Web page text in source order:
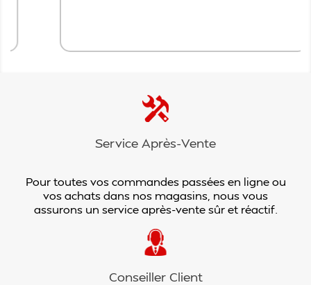
Service Après-Vente
Pour toutes vos commandes passées en ligne ou
vos achats dans nos magasins, nous vous
assurons un service après-vente sûr et réactif.
Conseiller Client